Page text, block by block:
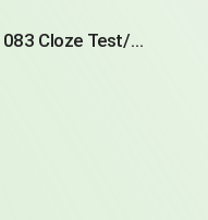
超級英語通-英檢篇 083 Cloze Test/段落填空-13